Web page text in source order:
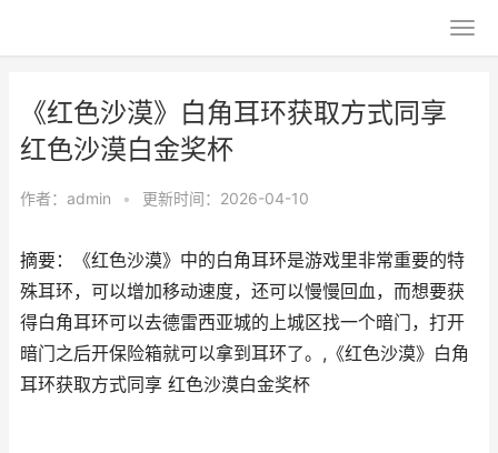
《红色沙漠》白角耳环获取方式同享
红色沙漠白金奖杯
作者： admin • 更新时间：2026-04-10
摘要：《红色沙漠》中的白角耳环是游戏里非常重要的特
殊耳环，可以增加移动速度，还可以慢慢回血，而想要获
得白角耳环可以去德雷西亚城的上城区找一个暗门，打开
暗门之后开保险箱就可以拿到耳环了。,《红色沙漠》白角
耳环获取方式同享 红色沙漠白金奖杯